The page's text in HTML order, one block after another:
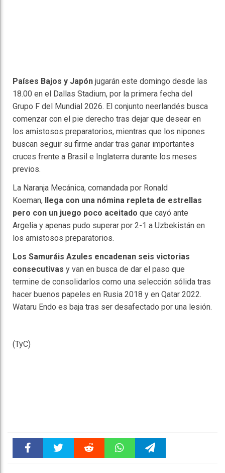
Países Bajos y Japón jugarán este domingo desde las
18.00 en el Dallas Stadium, por la primera fecha del
Grupo F del Mundial 2026. El conjunto neerlandés busca
comenzar con el pie derecho tras dejar que desear en
los amistosos preparatorios, mientras que los nipones
buscan seguir su firme andar tras ganar importantes
cruces frente a Brasil e Inglaterra durante los meses
previos.
La Naranja Mecánica, comandada por Ronald
Koeman, llega con una nómina repleta de estrellas
pero con un juego poco aceitado que cayó ante
Argelia y apenas pudo superar por 2-1 a Uzbekistán en
los amistosos preparatorios.
Los Samuráis Azules encadenan seis victorias
consecutivas y van en busca de dar el paso que
termine de consolidarlos como una selección sólida tras
hacer buenos papeles en Rusia 2018 y en Qatar 2022.
Wataru Endo es baja tras ser desafectado por una lesión.
(TyC)